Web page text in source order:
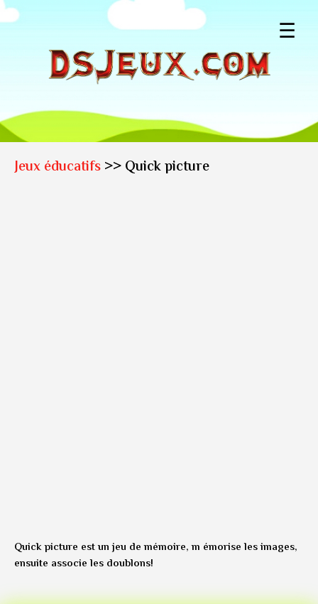
☰
Jeux éducatifs>> Quick picture
Quick picture est un jeu de mémoire, m émorise les images,
ensuite associe les doublons!